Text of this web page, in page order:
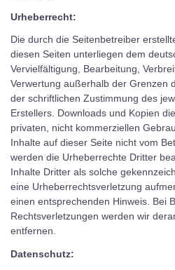
Urheberrecht:
Die durch die Seitenbetreiber
diesen Seiten unterliegen dem
Vervielfältigung, Bearbeitung,
Verwertung außerhalb der Grenzen
der schriftlichen Zustimmung des
Erstellers. Downloads und Kopien
privaten, nicht kommerziellen
Inhalte auf dieser Seite nicht vom
werden die Urheberrechte Dritter
Inhalte Dritter als solche
eine Urheberrechtsverletzung
einen entsprechenden Hinweis. Bei
Rechtsverletzungen werden wir
entfernen.
Datenschutz: